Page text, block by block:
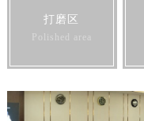
打磨区
Polished area